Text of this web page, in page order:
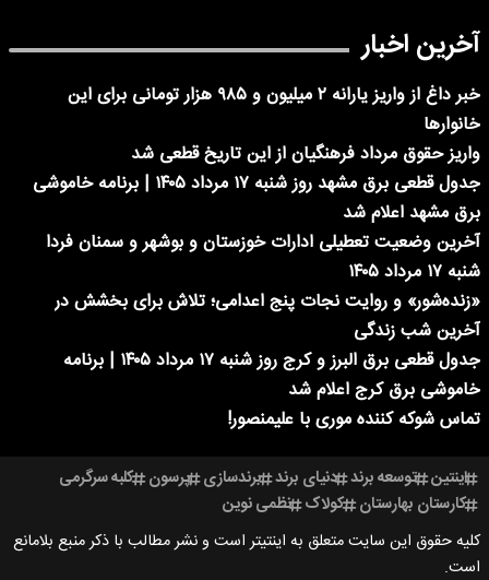
آخرین اخبار
خبر داغ از واریز یارانه ۲ میلیون و ۹۸۵ هزار تومانی برای این
خانوارها
واریز حقوق مرداد فرهنگیان از این تاریخ قطعی شد
جدول قطعی برق مشهد روز شنبه ۱۷ مرداد ۱۴۰۵ | برنامه خاموشی
برق مشهد اعلام شد
آخرین وضعیت تعطیلی ادارات خوزستان و بوشهر و سمنان فردا
شنبه ۱۷ مرداد ۱۴۰۵
«زنده‌شور» و روایت نجات پنج اعدامی؛ تلاش برای بخشش در
آخرین شب زندگی
جدول قطعی برق البرز و کرج روز شنبه ۱۷ مرداد ۱۴۰۵ | برنامه
خاموشی برق کرج اعلام شد
تماس شوکه کننده موری با علیمنصور!
اینتین توسعه برند دنیای برند برندسازی پرسون کلبه سرگرمی
کارستان بهارستان کولاک نظمی نوین
کلیه حقوق این سایت متعلق به اینتیتر است و نشر مطالب با ذکر منبع بلامانع
است.